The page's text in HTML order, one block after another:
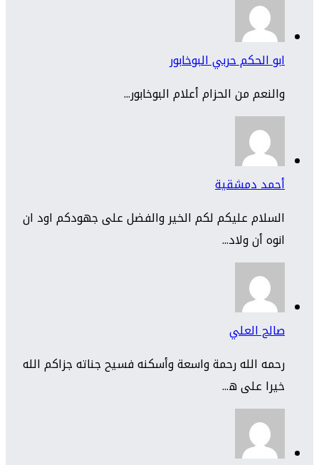
ابو الحكم حربي البوخابور
والنعم من الحزام أعلام البوخابور...
أحمد دمشقية
السلام عليكم لكم الخير والفضل على جهودكم اود ان
انوه أن ولاد...
صالح العلي
رحمه الله رحمة واسعة وأسكنه فسيح جناته جزاكم الله
خيرا على ه...